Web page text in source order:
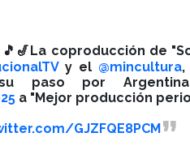
🎵🎷La coproducción de
y el @mincultura,
paso por
a "Mejor producción
GJZFQE8PCM